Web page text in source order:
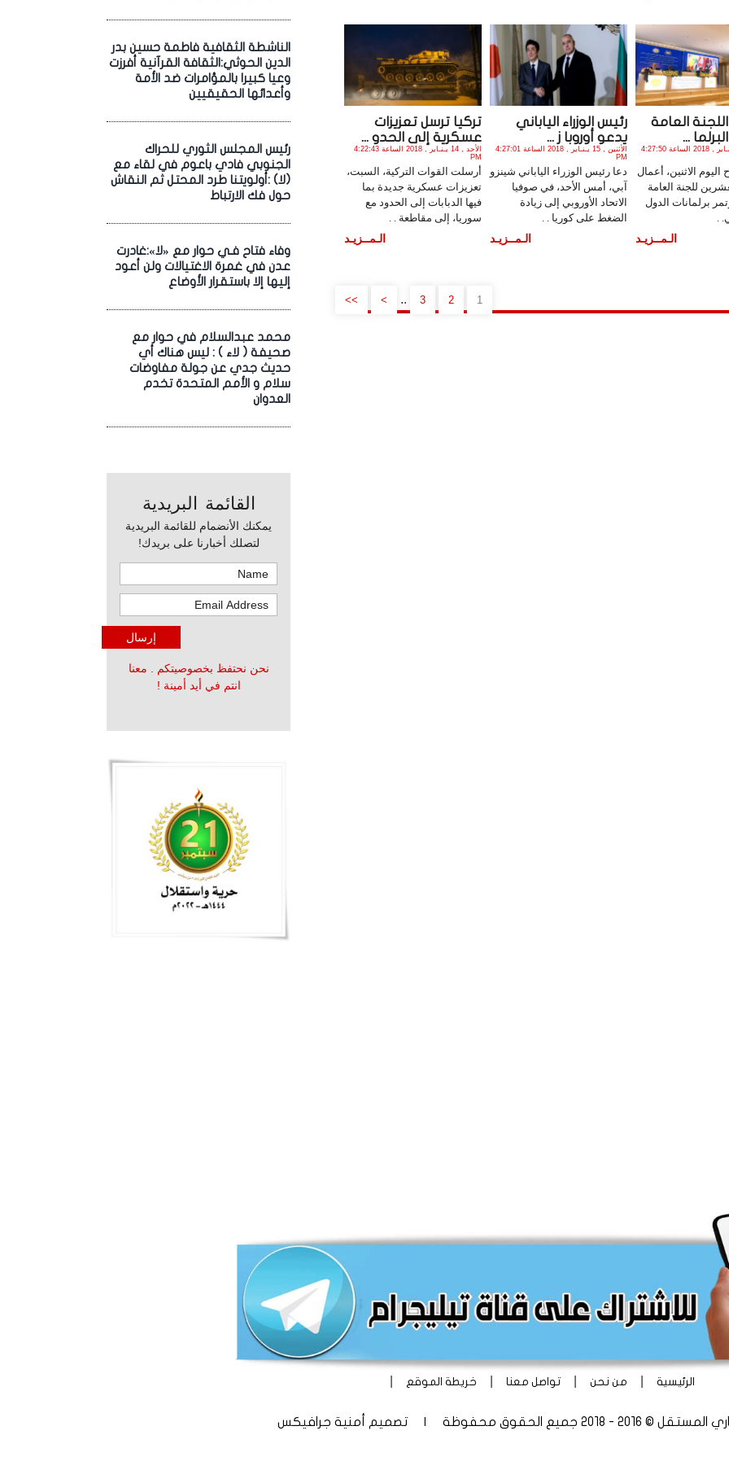
الناشطة الثقافية فاطمة حسين بدر
الدين الحوثي:الثقافة القرآنية أفرزت
وعيا كبيرا بالمؤامرات ضد الأمة
وأعدائها الحقيقيين
رئيس المجلس الثوري للحراك
الجنوبي فادي باعوم في لقاء مع
(لا) :أولويتنا طرد المحتل ثم النقاش
حول فك الارتباط
وفاء فتاح فـي حوار مع «لا»:غادرت
عدن في غمرة الاغتيالات ولن أعود
إليها إلا باستقرار الأوضاع
محمد عبدالسلام في حوار مع
صحيفة ( لاء ) : ليس هناك أي
حديث جدي عن جولة مفاوضات
سلام و الأمم المتحدة تخدم
العدوان
القائمة البريدية
يمكنك الأنضمام للقائمة البريدية
لتصلك أخبارنا على بريدك!
نحن نحتفظ بخصوصيتكم . معنا
انتم في أيد أمينة !
العامة
...
الأثنين , 15 يـنـاير , 2018 الساعة 4:27:50
اليوم الاثنين، أعمال
للجنة العامة
برلمانات الدول
.
الـمــزيـد
رئيس الوزراء الياباني
يدعو أوروبا ز ...
الأثنين , 15 يـنـاير , 2018 الساعة 4:27:01
PM
دعا رئيس الوزراء الياباني شينزو
آبي، أمس الأحد، في صوفيا
الاتحاد الأوروبي إلى زيادة
الضغط على كوريا . .
الـمــزيـد
تركيا ترسل تعزيزات
عسكرية إلى الحدو ...
الأحد , 14 يـنـاير , 2018 الساعة 4:22:43
PM
أرسلت القوات التركية، السبت،
تعزيزات عسكرية جديدة بما
فيها الدبابات إلى الحدود مع
سوريا، إلى مقاطعة . .
الـمــزيـد
1
2
3
..
>
>>
الرئيسية من نحن تواصل معنا خريطة الموقع
2018 جميع الحقوق محفوظة | تصميم أمنية جرافيكس